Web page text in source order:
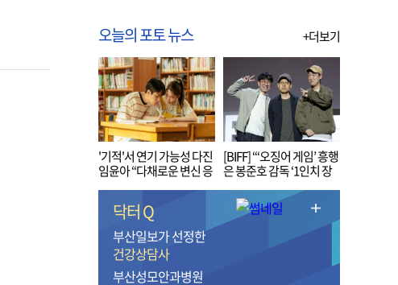
오늘의 포토 뉴스 +더보기
'기적'서 연기 가능성 다진
임윤아 “다채로운 변신 응
[BIFF] “‘오징어 게임’ 흥행
은 봉준호 감독 ‘1인치 장
닥터 Q
부산일보가 선정한
건강상담사
부산성모안과병원